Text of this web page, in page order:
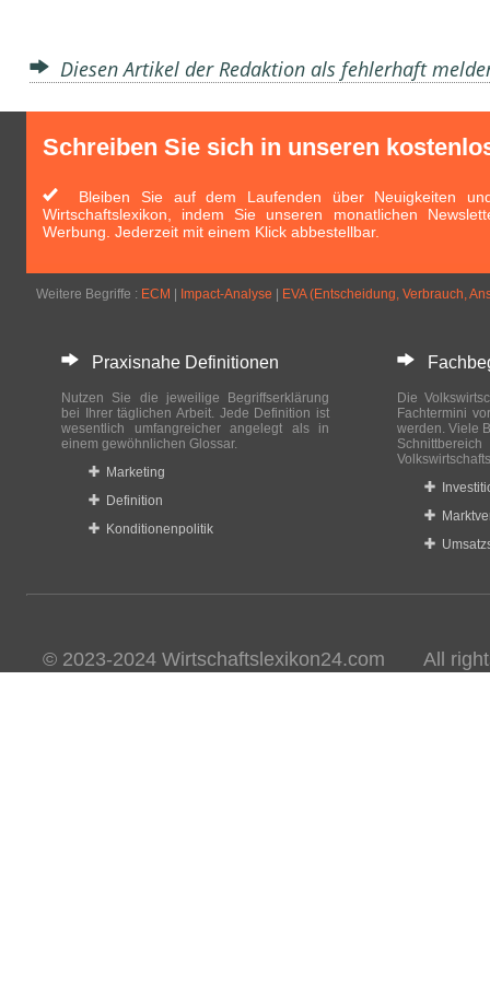
Diesen Artikel der Redaktion als fehlerhaft
Schreiben Sie sich in unseren
Bleiben Sie auf dem Laufenden über Neuigkeiten
Wirtschaftslexikon, indem Sie unseren monatlichen
Werbung. Jederzeit mit einem Klick abbestellbar.
Weitere Begriffe : ECM Impact-Analyse EVA (Entscheidung, Verbrauch,
Praxisnahe Definitionen
Nutzen Sie die jeweilige Begriffserklärung
bei Ihrer täglichen Arbeit. Jede Definition ist
wesentlich umfangreicher angelegt als in
einem gewöhnlichen Glossar.
Marketing
Definition
Konditionenpolitik
Die
Fachtermini
werden. Viele
© 2023-2024 Wirtschaftslexikon24.com All